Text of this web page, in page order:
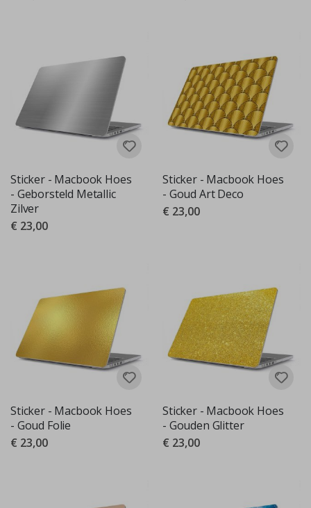
Sticker - Macbook Hoes
- Geborsteld Metallic
Zilver
€ 23,00
Sticker - Macbook Hoes
- Goud Art Deco
€ 23,00
Sticker - Macbook Hoes
- Goud Folie
€ 23,00
Sticker - Macbook Hoes
- Gouden Glitter
€ 23,00